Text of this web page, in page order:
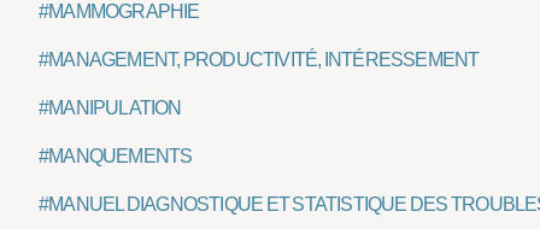
#MAMMOGRAPHIE
#MANAGEMENT, PRODUCTIVITÉ, INTÉRESSEMENT
#MANIPULATION
#MANQUEMENTS
#MANUEL DIAGNOSTIQUE ET STATISTIQUE DES